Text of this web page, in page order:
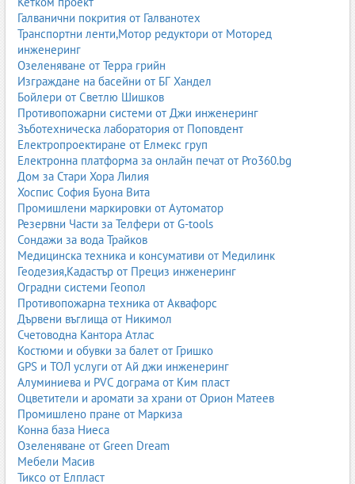
Това са най-натоварените зони. Изискват бои с висока
устойчивост на миене и механично триене.
Чести грешки при боядисване
Дори най-качествената боя може да даде лош резултат, ако се
допуснат грешки при подготовката или нанасянето.
Недостатъчна подготовка на стените– прах, мазнини,
пукнатини.
Пропускане на грунда– води до неравномерно
покритие.
Нанасяне на твърде дебел слой
напукване.
Боядисване при висока влажност
Използване на нискокачествени инструменти
следи и власинки.
Професионални съвети за перфектен резултат
Използвайте качествен грунд за по-добра адхезия.
Работете с валяк с подходящ косъм според стената.
Боядисвайте от светлината към тъмната част на стаята.
Поддържайте постоянна влажност и температура.
Нанасяйте два слоя за максимална покривност.
Интериорни бои и екологичност
Все повече потребители избират екологични бои, които не
отделят вредни вещества. Те са подходящи за детски стаи,
спални и помещения с чувствителни хора.
Предимства на еко боите:
Галванични покрития от Галванотех
Транспортни ленти,Мотор редуктори от Моторед
инженеринг
Озеленяване от Терра грийн
Изграждане на басейни от БГ Хандел
Бойлери от Светлю Шишков
Противопожарни системи от Джи инженеринг
Зъботехническа лаборатория от Поповдент
Електропроектиране от Елмекс груп
Електронна платформа за онлайн печат от Pro360.bg
Дом за Стари Хора Лилия
Хоспис София Буона Вита
Промишлени маркировки от Аутоматор
Резервни Части за Телфери от G-tools
Сондажи за вода Трайков
Медицинска техника и консумативи от Медилинк
Геодезия,Кадастър от Прециз инженеринг
Оградни системи Геопол
Противопожарна техника от Аквафорс
Дървени въглища от Никимол
Счетоводна Кантора Атлас
Костюми и обувки за балет от Гришко
GPS и ТОЛ услуги от Ай джи инженеринг
Алуминиева и PVC дограма от Ким пласт
Оцветители и аромати за храни от Орион Матеев
Промишлено пране от Маркиза
Конна база Ниеса
Озеленяване от Green Dream
Мебели Масив
Тиксо от Елпласт